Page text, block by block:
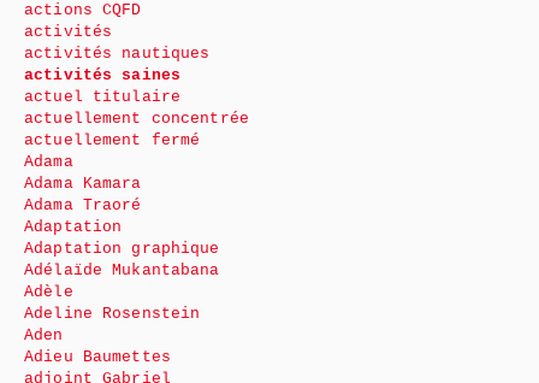
actions CQFD
activités
activités nautiques
activités saines
actuel titulaire
actuellement concentrée
actuellement fermé
Adama
Adama Kamara
Adama Traoré
Adaptation
Adaptation graphique
Adélaïde Mukantabana
Adèle
Adeline Rosenstein
Aden
Adieu Baumettes
adjoint Gabriel